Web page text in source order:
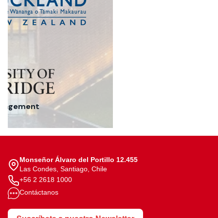
Monseñor Álvaro del Portillo 12.455
Las Condes, Santiago, Chile
+56 2 2618 1000
Contáctanos